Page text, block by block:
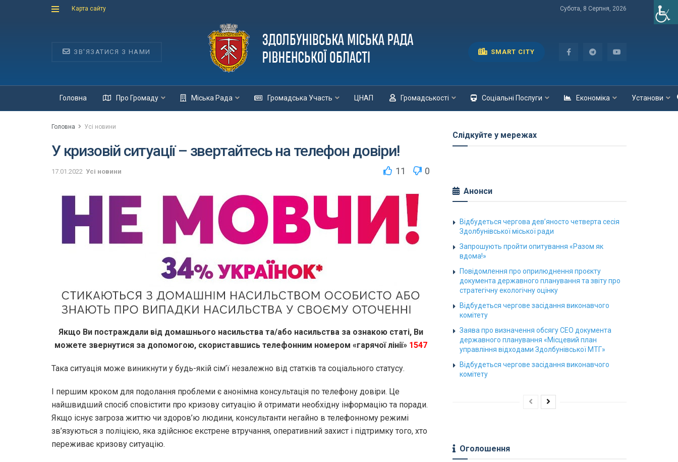
Карта сайту Субота, 8 Серпня, 2026
ЗВ'ЯЗАТИСЯ З НАМИ SMART CITY
Головна Про Громаду Міська Рада Громадська Участь ЦНАП Громадськості Соціальні Послуги Економіка Установи
Головна Усі новини
У кризовій ситуації – звертайтесь на телефон довіри!
17.01.2022 Усі новини 11 0
Якщо Ви постраждали від домашнього насильства та/або насильства за ознакою статі, Ви
можете звернутися за допомогою, скориставшись телефонним номером «гарячої лінії» 1547
Така ситуація може виникнути у будь-якій сім’ї незалежно від статків та соціального статусу.
І першим кроком для подолання проблеми є анонімна консультація по телефону довіри. Це
найшвидший спосіб сповістити про кризову ситуацію й отримати необхідну інформацію та поради.
Якщо існує загроза життю чи здоров’ю людини, консультанти негайно в телефонному режимі
зв’язуються з поліцією, яка здійснює екстрене втручання, оперативний захист і підтримку того, хто
переживає кризову ситуацію.
Слідкуйте у мережах
Анонси
Відбудеться чергова дев’яносто четверта сесія
Здолбунівської міської ради
Запрошують пройти опитування «Разом як
вдома!»
Повідомлення про оприлюднення проєкту
документа державного планування та звіту про
стратегічну екологічну оцінку
Відбудеться чергове засідання виконавчого
комітету
Заява про визначення обсягу СЕО документа
державного планування «Місцевий план
управління відходами Здолбунівської МТГ»
Відбудеться чергове засідання виконавчого
комітету
Оголошення